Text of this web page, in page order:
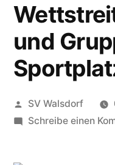
und
Veröffentlicht
von
SV Walsdorf
Schreibe einen